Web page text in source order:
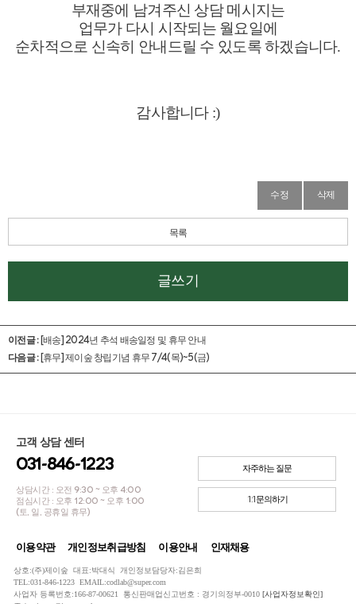
부재중에 남겨주신 상담 메시지는
업무가 다시 시작되는 월요일에
순차적으로 신속히 안내드릴 수 있도록 하겠습니다.
감사합니다 :)
수정 삭제
목록
글쓰기
이전글 : [배송] 2024년 추석 배송일정 및 휴무 안내
다음글 : [휴무] 제이숲 창립기념 휴무 7/4(목)~5(금)
고객 상담 센터
031-846-1223
상담시간 : 오전 9:30 ~ 오후 4:00
점심시간 : 오후 12:00 ~ 오후 1:00
(토, 일, 공휴일 휴무)
자주하는 질문
1:1문의하기
이용약관 개인정보취급방침 이용안내 인재채용
상호:(주)제이숲 대표:박대식 개인정보담당자:김은희
TEL:031-846-1223 EMAIL:codlab@super.com
사업자 등록번호:166-87-00621 통신판매업신고번호 : 경기의정부-0010 [사업자정보확인]